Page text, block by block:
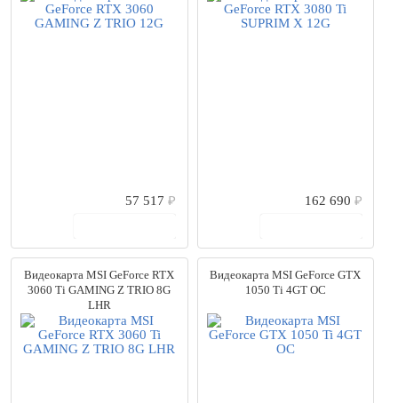
57 517₽
162 690 ₽
Видеокарта MSI GeForce RTX
3060 Ti GAMING Z TRIO 8G
LHR
Видеокарта MSI GeForce GTX
1050 Ti 4GT OC